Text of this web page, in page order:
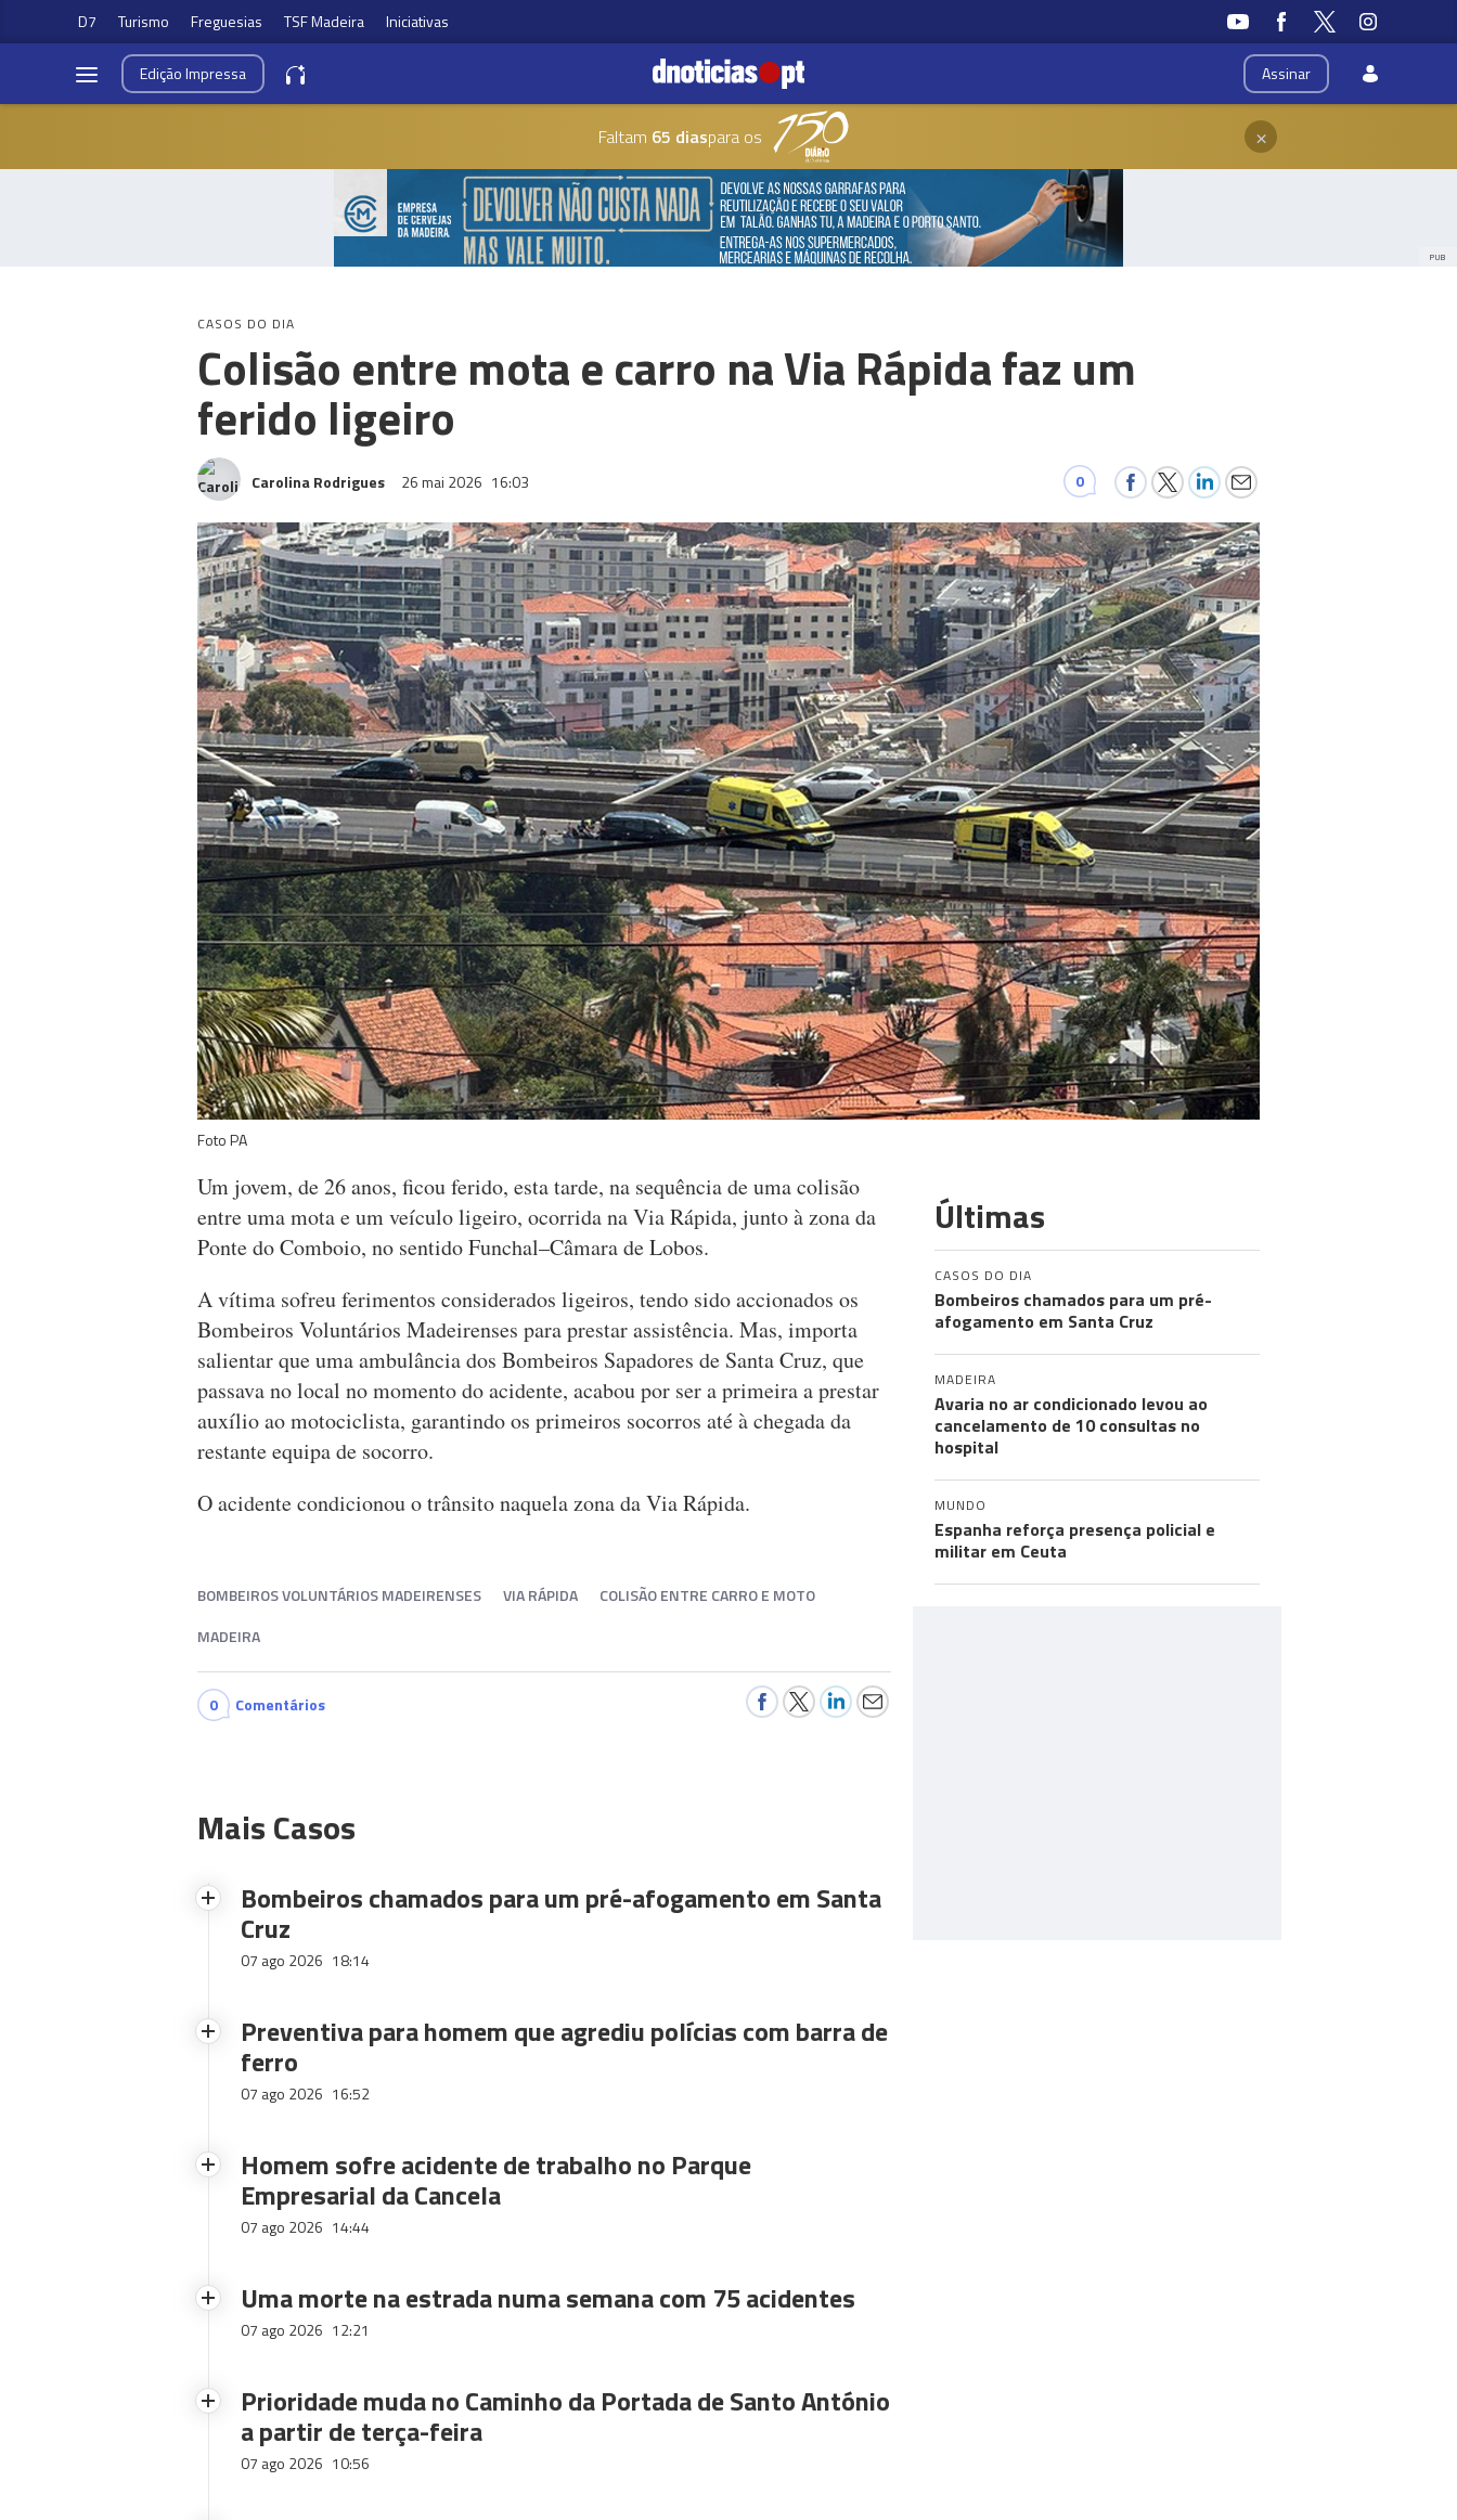
D7 Turismo Freguesias TSF Madeira Iniciativas
Assinar
EdiçãoImpressa
Faltam 65 diaspara os ×
PUB
CASOS DO DIA
Colisão entre mota e carro na Via Rápida faz um
ferido ligeiro
Carolina Rodrigues 26 mai 2026 16:03 0
Foto PA
Um jovem, de 26 anos, ficou ferido, esta tarde, na sequência de uma colisão
entre uma mota e um veículo ligeiro, ocorrida na Via Rápida, junto à zona da
Ponte do Comboio, no sentido Funchal–Câmara de Lobos.
A vítima sofreu ferimentos considerados ligeiros, tendo sido accionados os
Bombeiros Voluntários Madeirenses para prestar assistência. Mas, importa
salientar que uma ambulância dos Bombeiros Sapadores de Santa Cruz, que
passava no local no momento do acidente, acabou por ser a primeira a prestar
auxílio ao motociclista, garantindo os primeiros socorros até à chegada da
restante equipa de socorro.
O acidente condicionou o trânsito naquela zona da Via Rápida.
BOMBEIROS VOLUNTÁRIOS MADEIRENSES VIA RÁPIDA
COLISÃO ENTRE CARRO E MOTO
MADEIRA
0 Comentários
Mais Casos
Bombeiros chamados para um pré-afogamento em Santa
Cruz
07 ago 2026 18:14
Preventiva para homem que agrediu polícias com barra de
ferro
07 ago 2026 16:52
Homem sofre acidente de trabalho no Parque
Empresarial da Cancela
07 ago 2026 14:44
Uma morte na estrada numa semana com 75 acidentes
07 ago 2026 12:21
Prioridade muda no Caminho da Portada de Santo António
a partir de terça-feira
07 ago 2026 10:56
Últimas
CASOS DO DIA
Bombeiros chamados para um pré-
afogamento em Santa Cruz
MADEIRA
Avaria no ar condicionado levou ao
cancelamento de 10 consultas no
hospital
MUNDO
Espanha reforça presença policial e
militar em Ceuta